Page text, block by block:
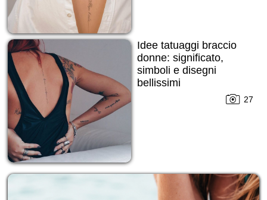
Idee tatuaggi braccio
donne: significato,
simboli e disegni
bellissimi
27